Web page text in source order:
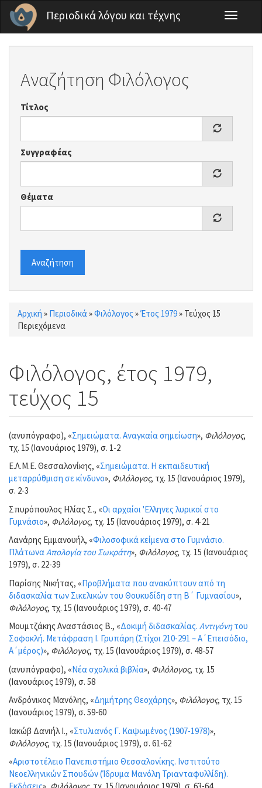
Παράκαμψη προς το κυρίως περιεχόμενο
Περιοδικά λόγου και τέχνης
Toggle
Αναζήτηση Φιλόλογος
Τίτλος
Συγγραφέας
Θέματα
Αναζήτηση
Είστε εδώ
Αρχική » Περιοδικά»Φιλόλογος »Έτος 1979» Τεύχος 15
Περιεχόμενα
Φιλόλογος, έτος 1979,
τεύχος 15
(ανυπόγραφο), «Σημειώματα. Αναγκαία σημείωση», Φιλόλογος,
τχ. 15 (Ιανουάριος 1979), σ. 1-2
Ε.Λ.Μ.Ε. Θεσσαλονίκης, «Σημειώματα. Η εκπαιδευτική
μεταρρύθμιση σε κίνδυνο», Φιλόλογος, τχ. 15 (Ιανουάριος 1979),
σ. 2-3
Σπυρόπουλος Ηλίας Σ., «Οι αρχαίοι 'Ελληνες λυρικοί στο
Γυμνάσιο», Φιλόλογος, τχ. 15 (Ιανουάριος 1979), σ. 4-21
Λανάρης Εμμανουήλ, «Φιλοσοφικά κείμενα στο Γυμνάσιο.
ΠλάτωναΑπολογία του Σωκράτη», Φιλόλογος, τχ. 15 (Ιανουάριος
1979), σ. 22-39
Παρίσης Νικήτας, «Προβλήματα που ανακύπτουν από τη
διδασκαλία των Σικελικών του Θουκυδίδη στη Β΄ Γυμνασίου»,
Φιλόλογος, τχ. 15 (Ιανουάριος 1979), σ. 40-47
Μουμτζάκης Αναστάσιος Β., «Δοκιμή διδασκαλίας. Αντιγόνητου
Σοφοκλή. Μετάφραση Ι. Γρυπάρη (Στίχοι 210-291 – Α΄Επεισόδιο,
Α΄μέρος)», Φιλόλογος, τχ. 15 (Ιανουάριος 1979), σ. 48-57
(ανυπόγραφο), «Νέα σχολικά βιβλία», Φιλόλογος, τχ. 15
(Ιανουάριος 1979), σ. 58
Ανδρόνικος Μανόλης, «Δημήτρης Θεοχάρης», Φιλόλογος, τχ. 15
(Ιανουάριος 1979), σ. 59-60
Ιακώβ Δανιήλ Ι., «Στυλιανός Γ. Καψωμένος (1907-1978)»,
Φιλόλογος, τχ. 15 (Ιανουάριος 1979), σ. 61-62
«Αριστοτέλειο Πανεπιστήμιο Θεσσαλονίκης. Ινστιτούτο
Νεοελληνικών Σπουδών (Ίδρυμα Μανόλη Τριανταφυλλίδη).